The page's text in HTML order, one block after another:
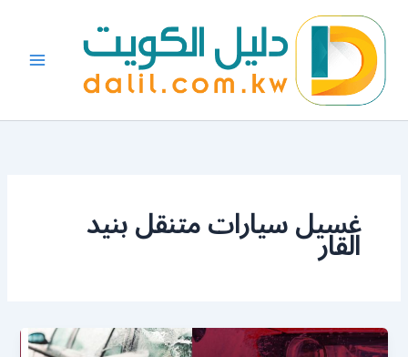
المحتوى
غسيل سيارات متنقل بنيد
القار